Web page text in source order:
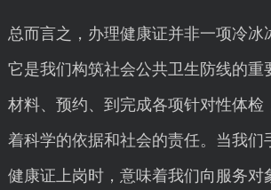
总而言之，办理健康证并非一项冷冰
它是我们构筑社会公共卫生防线的重
材料、预约、到完成各项针对性体检
着科学的依据和社会的责任。当我们
健康证上岗时，意味着我们向服务对